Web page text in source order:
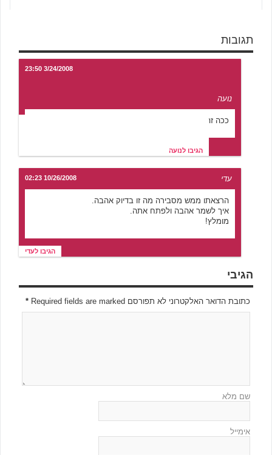
תגובות
נועה
3/24/2008 23:50
ככה זה כשאוהבים
הגיבו לנועה
עדי 10/26/2008 02:23
הרצאתו ממש מסבירה מה זו בדיוק אהבה.
איך לשמר אהבה ולפתח אתה.
מומלץ!
הגיבו לעדי
הגיבי
כתובת הדואר האלקטרוני לא תפורסם Required fields are marked *
שם מלא
אימייל